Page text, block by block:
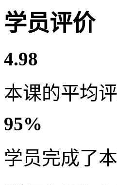
学员评价
4.98
本课的平均
95%
学员完成了